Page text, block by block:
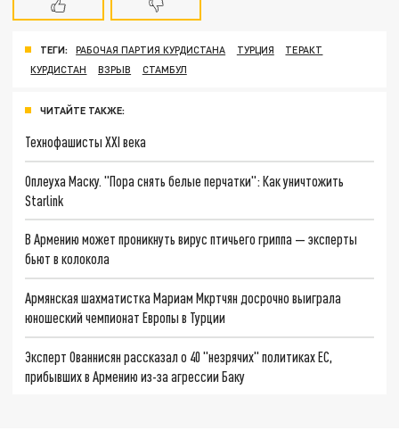
ТЕГИ: РАБОЧАЯ ПАРТИЯ КУРДИСТАНА ТУРЦИЯ
ТЕРАКТ
КУРДИСТАН
ВЗРЫВ СТАМБУЛ
ЧИТАЙТЕ ТАКЖЕ:
Технофашисты XXI века
Оплеуха Маску. "Пора снять белые перчатки": Как уничтожить
Starlink
В Армению может проникнуть вирус птичьего гриппа — эксперты
бьют в колокола
Армянская шахматистка Мариам Мкртчян досрочно выиграла
юношеский чемпионат Европы в Турции
Эксперт Ованнисян рассказал о 40 "незрячих" политиках ЕС,
прибывших в Армению из-за агрессии Баку